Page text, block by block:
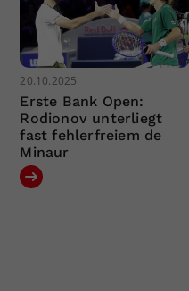
20.10.2025
Erste Bank Open:
Rodionov unterliegt
fast fehlerfreiem de
Minaur